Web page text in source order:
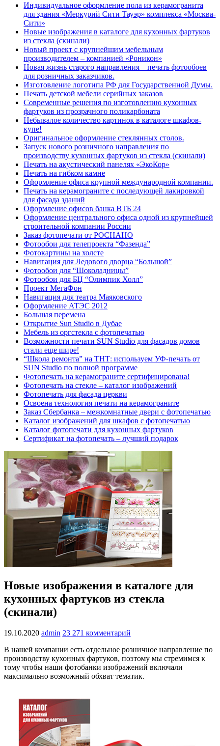
Индивидуальное оформление пола из керамогранита
для здания «Меркурий Сити Тауэр» комплекса «Москва-
Сити»
Новые изображения в каталоге для кухонных фартуков
из стекла (скинали)
Новый проект с крупнейшим мебельным
производителем – компанией «Роникон»
Новая жизнь старого направления – печать фотообоев
для розничных заказчиков.
Изготовление логотипа РФ для Государственной Думы.
Печать детской мебели серийных заказов
Современные решения по изготовлению кухонных
фартуков из прозрачного поликарбоната
Небывалое количество картинок в каталоге шкафов-
купе!
Оригинальное оформление стеклянных столов.
Запуск нового розничного направления по
производству кухонных фартуков из стекла (скинали)
Печать на акустический панелях «ЭкоКор»
Печать на гибком камне
Оформление офиса крупной международной компании.
Печать на керамограните с последующей лакировкой
для фасада зданий
Оформление офисов банка ВТБ 24
Оформление центрального офиса одной из крупнейшей
строительной компании России
Заказ фотопечати от РОСНАНО
Фотообои для телепроекта “Фазенда”
Фотокартины на холсте
Навигация для Ледового дворца “Большой”
Фотообои для “Шоколадницы”
Фотообои для БЦ “Олимпик Холл”
Проект МегаФон
Навигация для театра Маяковского
Оформление АТЭС 2012
Большая перемена
Открытие Sun Studio в Дубае
Мебель из оргстекла с фотопечатью
Возможности печати SUN Studio для фасадов домов
стали еще шире!
“Школа ремонта” на ТНТ: используем УФ-печать от
SUN Studio по полной программе
Фотопечать на керамограните сертифицирована!
Фотопечать на стекле – каталог изображений
Фотопечать для фасада церкви
Освоена технология печати на керамограните
Заказ Сбербанка – межкомнатные двери с фотопечатью
Каталог изображений для шкафов с фотопечатью
Каталог фотопечати для кухонных фартуков
Сертификат на фотопечать – лучший подарок
Новые изображения в каталоге для
кухонных фартуков из стекла
(скинали)
19.10.2020 admin 23 271 комментарий
В нашей компании есть отдельное розничное направление по
производству кухонных фартуков, поэтому мы стремимся к
тому чтобы наши фотобанки изображений включали
максимально возможный обхват тематик.